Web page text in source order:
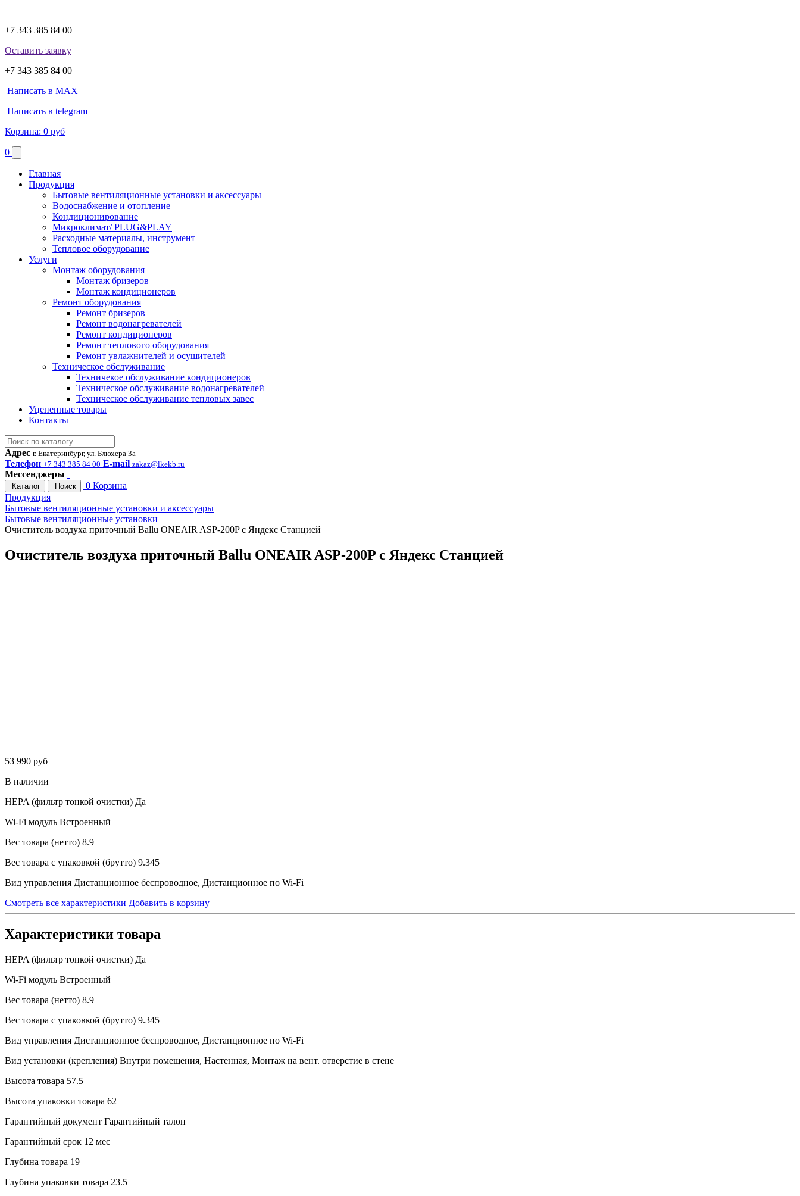
+7 343 385 84 00
Оставить заявку
+7 343 385 84 00
Написать в MAX
Написать в telegram
Корзина: 0 руб
0
Главная
Продукция
Бытовые вентиляционные установки и аксессуары
Водоснабжение и отопление
Кондиционирование
Микроклимат/ PLUG&PLAY
Расходные материалы, инструмент
Тепловое оборудование
Услуги
Монтаж оборудования
Монтаж бризеров
Монтаж кондиционеров
Ремонт оборудования
Ремонт бризеров
Ремонт водонагревателей
Ремонт кондиционеров
Ремонт теплового оборудования
Ремонт увлажнителей и осушителей
Техническое обслуживание
Техничекое обслуживание кондиционеров
Техническое обслуживание водонагревателей
Техническое обслуживание тепловых завес
Уцененные товары
Контакты
Адрес г. Екатеринбург, ул. Блюхера 3а
Телефон +7 343 385 84 00 E-mail zakaz@lkekb.ru
Мессенджеры
Каталог Поиск 0 Корзина
Продукция
Бытовые вентиляционные установки и аксессуары
Бытовые вентиляционные установки
Очиститель воздуха приточный Ballu ONEAIR ASP-200P с Яндекс Станцией
Очиститель воздуха приточный Ballu ONEAIR ASP-200P с Яндекс Станцией
53 990 руб
В наличии
HEPA (фильтр тонкой очистки) Да
Wi-Fi модуль Встроенный
Вес товара (нетто) 8.9
Вес товара с упаковкой (брутто) 9.345
Вид управления Дистанционное беспроводное, Дистанционное по Wi-Fi
Смотреть все характеристики Добавить в корзину
Характеристики товара
HEPA (фильтр тонкой очистки) Да
Wi-Fi модуль Встроенный
Вес товара (нетто) 8.9
Вес товара с упаковкой (брутто) 9.345
Вид управления Дистанционное беспроводное, Дистанционное по Wi-Fi
Вид установки (крепления) Внутри помещения, Настенная, Монтаж на вент. отверстие в стене
Высота товара 57.5
Высота упаковки товара 62
Гарантийный документ Гарантийный талон
Гарантийный срок 12 мес
Глубина товара 19
Глубина упаковки товара 23.5